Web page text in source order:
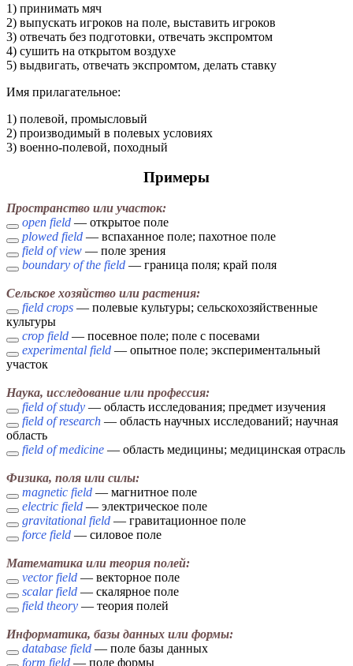
1) принимать мяч
2) выпускать игроков на поле, выставить игроков
3) отвечать без подготовки, отвечать экспромтом
4) сушить на открытом воздухе
5) выдвигать, отвечать экспромтом, делать ставку
Имя прилагательное:
1) полевой, промысловый
2) производимый в полевых условиях
3) военно-полевой, походный
Примеры
Пространство или участок:
open field — открытое поле
plowed field — вспаханное поле; пахотное поле
field of view — поле зрения
boundary of the field — граница поля; край поля
Сельское хозяйство или растения:
field crops — полевые культуры; сельскохозяйственные
культуры
crop field — посевное поле; поле с посевами
experimental field — опытное поле; экспериментальный
участок
Наука, исследование или профессия:
field of study — область исследования; предмет изучения
field of research — область научных исследований; научная
область
field of medicine — область медицины; медицинская отрасль
Физика, поля или силы:
magnetic field — магнитное поле
electric field — электрическое поле
gravitational field — гравитационное поле
force field — силовое поле
Математика или теория полей:
vector field — векторное поле
scalar field — скалярное поле
field theory — теория полей
Информатика, базы данных или формы:
database field — поле базы данных
form field — поле формы